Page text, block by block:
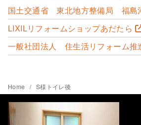
国土交通省 東北地方整備局 福島
LIXILリフォームショップあだたら
一般社団法人 住生活リフォーム推
Home S様トイレ後